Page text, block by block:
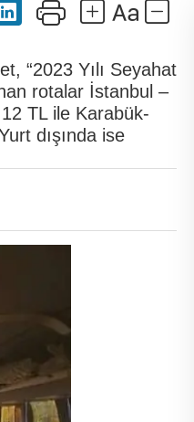
“2023 Yılı Seyahat
rotalar İstanbul –
TL ile Karabük-
dışında ise